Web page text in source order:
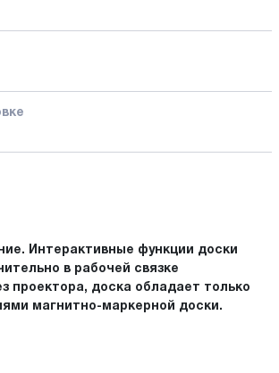
Интерактивные функции доски
в рабочей связке
проектора, доска обладает только
магнитно-маркерной доски.